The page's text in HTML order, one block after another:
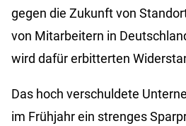
gegen die Zukunft von
von Mitarbeitern in
wird dafür erbitterten
Das hoch verschuldete
im Frühjahr ein strenges